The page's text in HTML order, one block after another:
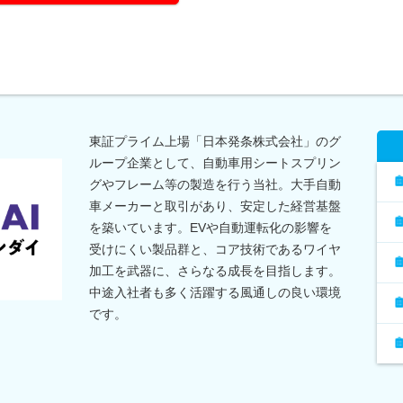
東証プライム上場「日本発条株式会社」のグ
ループ企業として、自動車用シートスプリン
グやフレーム等の製造を行う当社。大手自動
車メーカーと取引があり、安定した経営基盤
を築いています。EVや自動運転化の影響を
受けにくい製品群と、コア技術であるワイヤ
加工を武器に、さらなる成長を目指します。
中途入社者も多く活躍する風通しの良い環境
です。